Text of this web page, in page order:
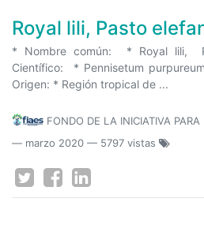
Royal lili, Pasto
* Nombre común: * Royal lili,
Científico: * Pennisetum
Origen: * Región tropical de ...
FONDO DE LA INICIATIVA
— marzo 2020 — 5797 vistas